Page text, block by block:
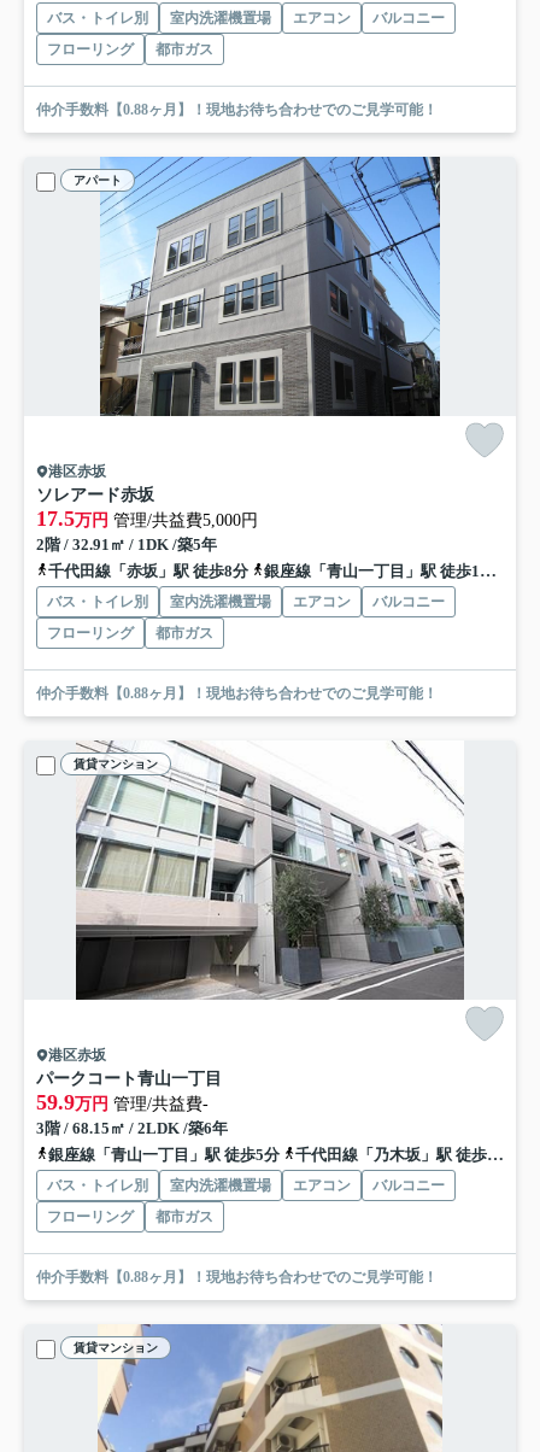
バス・トイレ別 室内洗濯機置場 エアコン
バルコニー
フローリング
都市ガス
仲介手数料【0.88ヶ月】！現地お待ち合わせでのご見学可能！
アパート
港区赤坂
ソレアード赤坂
17.5万円 管理/共益費5,000円
2階 / 32.91㎡ / 1DK /築5年
千代田線「赤坂」駅 徒歩8分
銀座線「青山一丁目」駅 徒歩14分
バス・トイレ別 室内洗濯機置場 エアコン
バルコニー
フローリング
都市ガス
仲介手数料【0.88ヶ月】！現地お待ち合わせでのご見学可能！
賃貸マンション
港区赤坂
パークコート青山一丁目
59.9万円 管理/共益費-
3階 / 68.15㎡ / 2LDK /築6年
銀座線「青山一丁目」駅 徒歩5分
千代田線「乃木坂」駅 徒歩11分
バス・トイレ別 室内洗濯機置場 エアコン
バルコニー
フローリング
都市ガス
仲介手数料【0.88ヶ月】！現地お待ち合わせでのご見学可能！
賃貸マンション